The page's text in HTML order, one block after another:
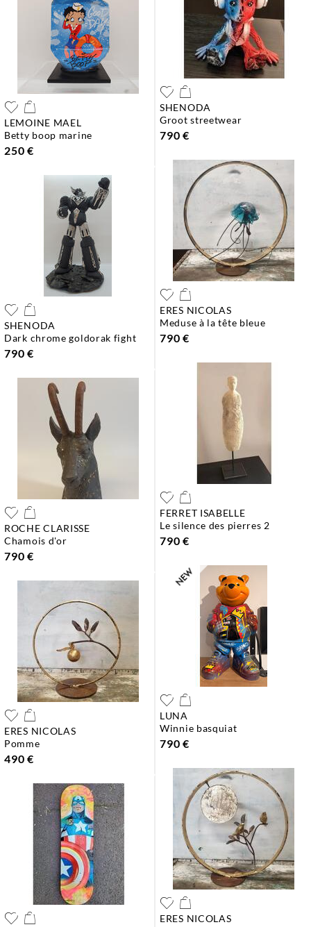
LEMOINE MAEL
betty boop marine
250 €
SHENODA
groot streetwear
790 €
SHENODA
dark chrome goldorak fight
790 €
ERES NICOLAS
meduse à la tête bleue
790 €
ROCHE CLARISSE
chamois d'or
790 €
FERRET ISABELLE
le silence des pierres 2
790 €
ERES NICOLAS
pomme
490 €
LUNA
winnie basquiat
790 €
ERES NICOLAS